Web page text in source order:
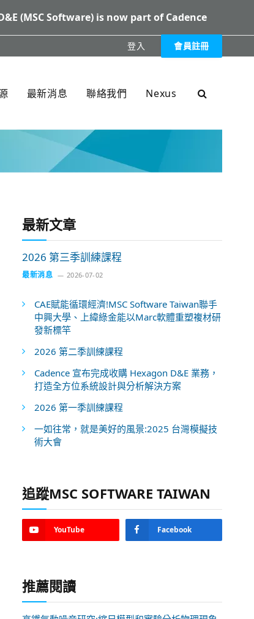
(MSC Software) is now part of Cadence
登入
會員註冊
最新消息 聯絡我們 Nexus
最新文章
2026 第三季訓練課程
最新消息 2026-07-02
CAE賦能循環經濟!MSC Software Taiwan聯手
中興大學、上緯綠金能以Marc軟體重塑複材研
發新標竿
2026 第二季訓練課程
Cadence 宣布完成收購 Hexagon D&E 業務，
打造全方位系統設計與分析解決方案
2026 第一季訓練課程
一如往常，就是美好的風景:2025 台灣模擬技
術大會
追蹤MSC SOFTWARE TAIWAN
YouTube Facebook
推薦閱讀